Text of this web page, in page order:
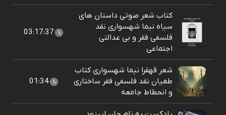
کتاب شعر صوتی داستان های
سیاه نیما شهسواری نقد
فلسفی فقر و بی عدالتی
اجتماعی
03:17:37
شعر قهقرا نیما شهسواری کتاب
طغیان نقد فلسفی فقر ساختاری
و انحطاط جامعه
01:34